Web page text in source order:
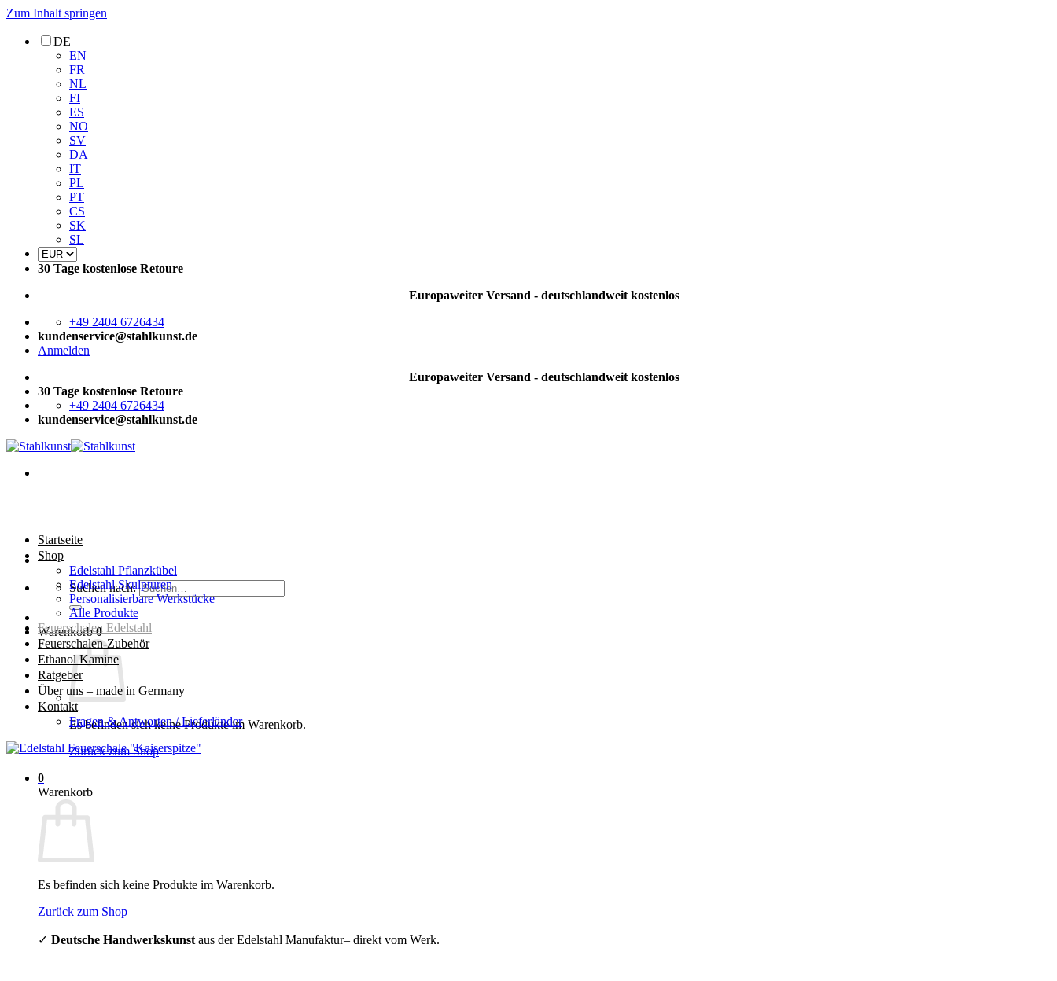
Zum Inhalt springen
DE
EN
FR
NL
FI
ES
NO
SV
DA
IT
PL
PT
CS
SK
SL
30 Tage kostenlose Retoure
Europaweiter Versand - deutschlandweit kostenlos
+49 2404 6726434
kundenservice@stahlkunst.de
Anmelden
Europaweiter Versand - deutschlandweit kostenlos
30 Tage kostenlose Retoure
+49 2404 6726434
kundenservice@stahlkunst.de
Suchen nach:
Warenkorb0
Es befinden sich keine Produkte im Warenkorb.
Zurück zum Shop
0
Warenkorb
Es befinden sich keine Produkte im Warenkorb.
Zurück zum Shop
✓ Deutsche Handwerkskunst aus der Edelstahl Manufaktur– direkt vom Werk.
Startseite
Shop
Edelstahl Pflanzkübel
Edelstahl Skulpturen
Personalisierbare Werkstücke
Alle Produkte
Feuerschalen Edelstahl
Feuerschalen-Zubehör
Ethanol Kamine
Ratgeber
Über uns – made in Germany
Kontakt
Fragen & Antworten / Lieferländer